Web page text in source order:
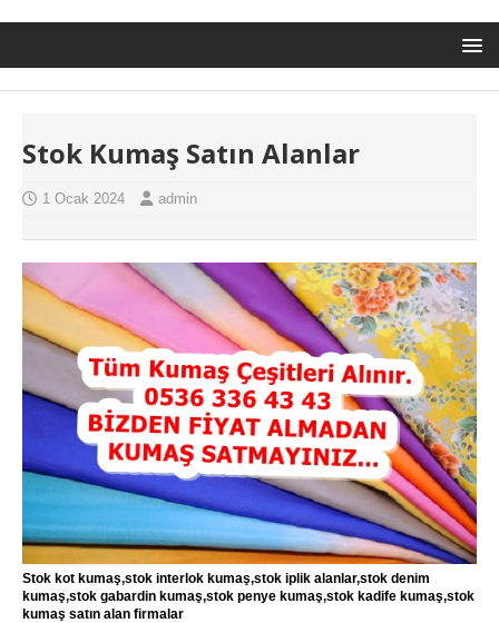
Stok Kumaş Satın Alanlar
1 Ocak 2024 admin
Stok kot kumaş,stok interlok kumaş,stok iplik alanlar,stok denim
kumaş,stok gabardin kumaş,stok penye kumaş,stok kadife kumaş,stok
kumaş satın alan firmalar